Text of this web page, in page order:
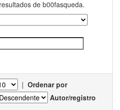
de b00fasqueda.
| Ordenar por
Autor/registro